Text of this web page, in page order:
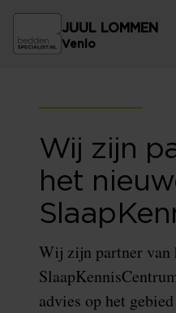
JUUL LOMMEN
Venlo
Wij zijn
het
Wij zijn partner van
advies op het